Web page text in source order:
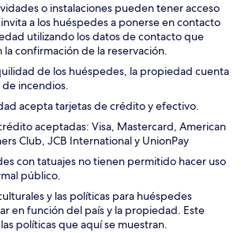
o instalaciones pueden tener acceso
a los huéspedes a ponerse en contacto
utilizando los datos de contacto que
la confirmación de la reservación.
de los huéspedes, la propiedad cuenta
incendios.
acepta tarjetas de crédito y efectivo.
aceptadas: Visa, Mastercard, American
Club, JCB International y UnionPay
con tatuajes no tienen permitido hacer uso
público.
y las políticas para huéspedes
en función del país y la propiedad. Este
políticas que aquí se muestran.